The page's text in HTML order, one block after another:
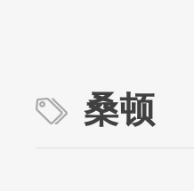
桑顿